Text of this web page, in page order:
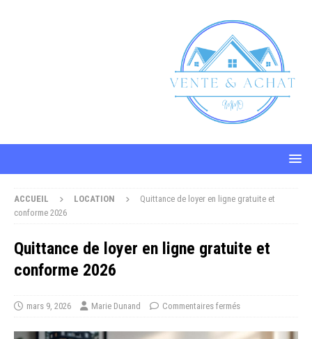
ACCUEIL LOCATION
Quittance de loyer en ligne gratuite et
conforme 2026
Quittance de loyer en ligne gratuite et
conforme 2026
mars 9, 2026 Marie Dunand Commentaires fermés